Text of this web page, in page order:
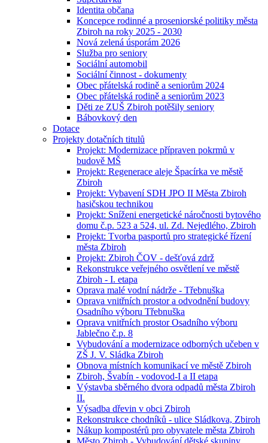
Identita občana
Koncepce rodinné a proseniorské politiky města
Zbiroh na roky 2025 - 2030
Nová zelená úsporám 2026
Služba pro seniory
Sociální automobil
Sociální činnost - dokumenty
Obec přátelská rodině a seniorům 2024
Obec přátelská rodině a seniorům 2023
Děti ze ZUŠ Zbiroh potěšily seniory
Bábovkový den
Dotace
Projekty dotačních titulů
Projekt: Modernizace přípraven pokrmů v
budově MŠ
Projekt: Regenerace aleje Špacírka ve městě
Zbiroh
Projekt: Vybavení SDH JPO II Města Zbiroh
hasičskou technikou
Projekt: Sníženi energetické náročnosti bytového
domu č.p. 523 a 524, ul. Zd. Nejedlého, Zbiroh
Projekt: Tvorba pasportů pro strategické řízení
města Zbiroh
Projekt: Zbiroh ČOV - dešťová zdrž
Rekonstrukce veřejného osvětlení ve městě
Zbiroh - I. etapa
Oprava malé vodní nádrže - Třebnuška
Oprava vnitřních prostor a odvodnění budovy
Osadního výboru Třebnuška
Oprava vnitřních prostor Osadního výboru
Jablečno č.p. 8
Vybudování a modernizace odborných učeben v
ZŠ J. V. Sládka Zbiroh
Obnova místních komunikací ve městě Zbiroh
Zbiroh, Švabín - vodovod-I a II etapa
Výstavba sběrného dvora odpadů města Zbiroh
II.
Výsadba dřevin v obci Zbiroh
Rekonstrukce chodníků - ulice Sládkova, Zbiroh
Nákup kompostérů pro obyvatele města Zbiroh
Město Zbiroh - Vybudování dětské skupiny